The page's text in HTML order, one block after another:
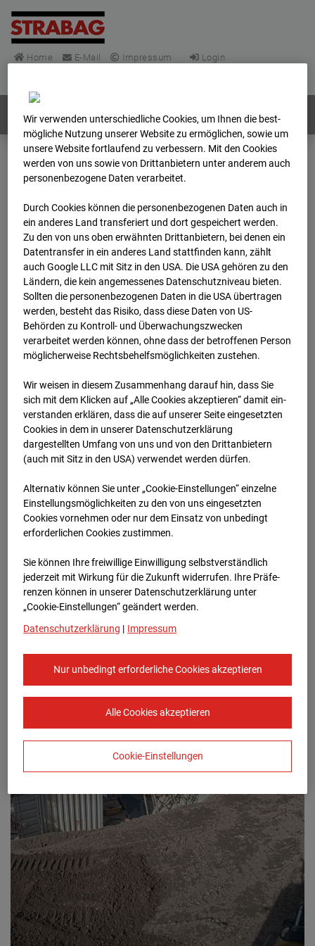
Home E-Mail Impressum
Login
Webcams: Alle Länder
Deutschland
Archiv
2026 04 28 09:45
BC-148 - BV-Frankfurt
EÜ Isenburger
Schneise (Cam 1)
Isenburger Schneise 40, 60528 Frankfurt
Archivdatum:28.04.2026 09:45,
Europe/Berlin
Wir verwenden unterschiedliche Cookies, um Ihnen die best­
mögliche Nutzung unserer Website zu ermöglichen, sowie um
unsere Website fortlaufend zu verbessern. Mit den Cookies
werden von uns sowie von Drittanbietern unter anderem auch
personenbezogene Daten verarbeitet.
Durch Cookies können die personenbezogenen Daten auch in
ein anderes Land transferiert und dort gespeichert werden.
Zu den von uns oben erwähnten Drittanbietern, bei denen ein
Datentransfer in ein anderes Land stattfinden kann, zählt
auch Google LLC mit Sitz in den USA. Die USA gehören zu den
Ländern, die kein angemessenes Datenschutzniveau bieten.
Sollten die personenbezogenen Daten in die USA übertragen
werden, besteht das Risiko, dass diese Daten von US-
Behörden zu Kontroll- und Überwachungszwecken
verarbeitet werden können, ohne dass der betroffenen Person
möglicherweise Rechtsbehelfsmöglichkeiten zustehen.
Wir weisen in diesem Zusammenhang darauf hin, dass Sie
sich mit dem Klicken auf „Alle Cookies akzeptieren“ damit ein­
ver­standen erklären, dass die auf unserer Seite eingesetzten
Cookies in dem in unserer Datenschutzerklärung
dargestellten Umfang von uns und von den Drittanbietern
(auch mit Sitz in den USA) verwendet werden dürfen.
Alternativ können Sie unter „Cookie-Einstellungen“ einzelne
Einstellungsmöglichkeiten zu den von uns eingesetzten
Cookies vornehmen oder nur dem Einsatz von unbedingt
erforderlichen Cookies zustimmen.
Sie können Ihre freiwillige Einwilligung selbstverständlich
jederzeit mit Wirkung für die Zukunft widerrufen. Ihre Prä­fe­
renzen können in unserer Datenschutzerklärung unter
„Cookie-Einstellungen“ geändert werden.
Datenschutzerklärung | Impressum
Nur unbedingt erforderliche Cookies akzeptieren
Alle Cookies akzeptieren
Cookie-Einstellungen